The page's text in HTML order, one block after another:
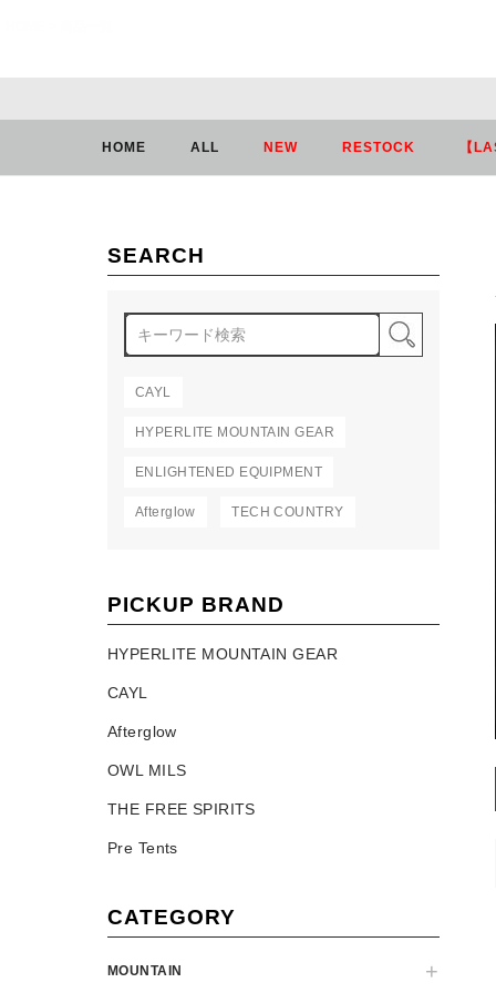
HOME ALL NEW RESTOCK 【
SEARCH
CAYL
HYPERLITE MOUNTAIN GEAR
ENLIGHTENED EQUIPMENT
Afterglow TECH COUNTRY
PICKUP BRAND
HYPERLITE MOUNTAIN GEAR
CAYL
Afterglow
OWL MILS
THE FREE SPIRITS
Pre Tents
CATEGORY
MOUNTAIN